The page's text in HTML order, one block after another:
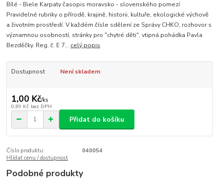
Bílé - Biele Karpaty časopis moravsko - slovenského pomezí
Pravidelné rubriky o přírodě, krajině, historii, kultuře, ekologické výchově
a životním prostředí. V každém čísle sdělení ze Správy CHKO, rozhovor s
významnou osobností, stránky pro "chytré děti", vtipná pohádka Pavla
Bezděčky. Reg. č. E 7... celý popis
Dostupnost Není skladem
1,00 Kč/ks
0,89 Kč bez DPH
Přidat do košíku
Číslo produktu:
040054
Hlídat cenu / dostupnost
Podobné produkty